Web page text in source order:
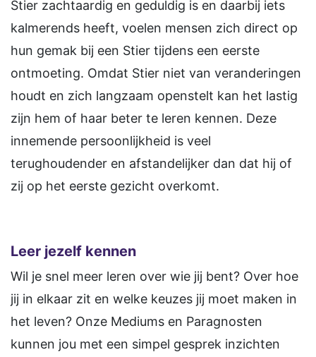
Stier zachtaardig en geduldig is en daarbij iets
kalmerends heeft, voelen mensen zich direct op
hun gemak bij een Stier tijdens een eerste
ontmoeting. Omdat Stier niet van veranderingen
houdt en zich langzaam openstelt kan het lastig
zijn hem of haar beter te leren kennen. Deze
innemende persoonlijkheid is veel
terughoudender en afstandelijker dan dat hij of
zij op het eerste gezicht overkomt.
Leer jezelf kennen
Wil je snel meer leren over wie jij bent? Over hoe
jij in elkaar zit en welke keuzes jij moet maken in
het leven? Onze Mediums en Paragnosten
kunnen jou met een simpel gesprek inzichten